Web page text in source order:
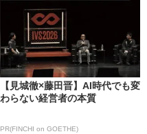
【見城徹×藤田晋】AI時代でも変
わらない経営者の本質
PR(FINCHI on GOETHE)